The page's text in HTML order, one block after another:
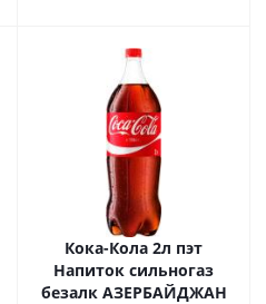
Кока-Кола 2л пэт
Напиток сильногаз
безалк АЗЕРБАЙДЖАН